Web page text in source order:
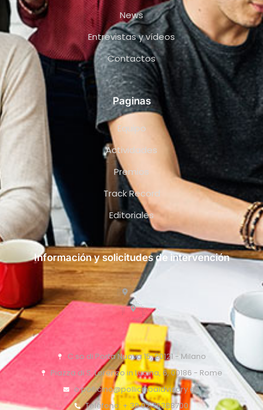
News
Entrevistas y vídeos
Contactos
Paginas
Equipo
Actividades
Premios
Track Record
Editoriales
Información y solicitudes de intervención
C.so di Porta Nuova 15, 20121 - Milano
Piazza di S. Lorenzo in Lucina, 6, 00186 - Rome
o.pollicino@pollicinoaidvisory.eu
Teléfono: + 39 02 76388700